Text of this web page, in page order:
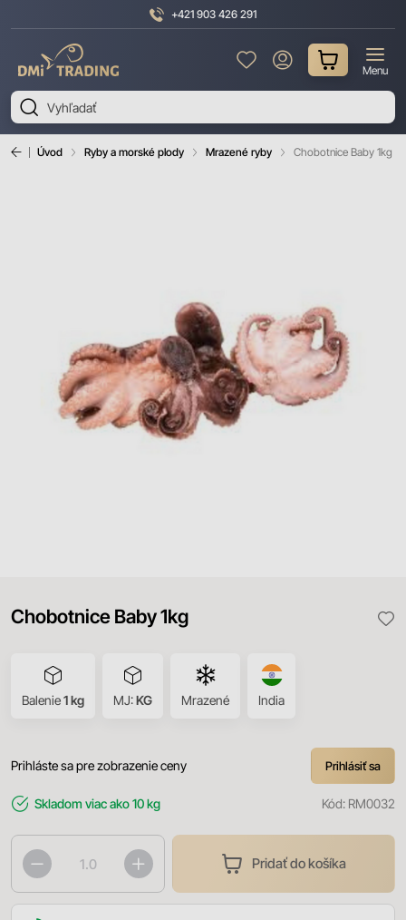
+421 903 426 291
Trading
Menu
Úvod Ryby a morské plody Mrazené ryby Chobotnice Baby 1kg
Chobotnice Baby 1kg
Balenie1 kg MJ:KG Mrazené India
Prihláste sa pre zobrazenie ceny Prihlásiť sa
Skladom viac ako 10 kg Kód: RM0032
Pridať do košíka